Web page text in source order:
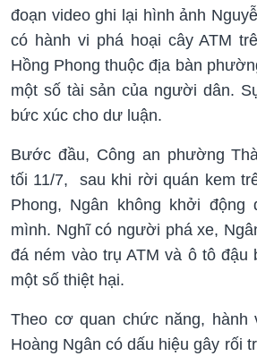
đoạn video ghi lại hình ảnh
có hành vi phá hoại cây ATM
Hồng Phong thuộc địa bàn
một số tài sản của người dân.
bức xúc cho dư luận.
Bước đầu, Công an phường
tối 11/7, sau khi rời quán kem
Phong, Ngân không khởi động
mình. Nghĩ có người phá xe,
đá ném vào trụ ATM và ô tô đậu
một số thiệt hại.
Theo cơ quan chức năng, hành
Hoàng Ngân có dấu hiệu gây rối